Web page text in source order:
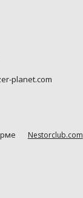
planet.com
Nestorclub.com